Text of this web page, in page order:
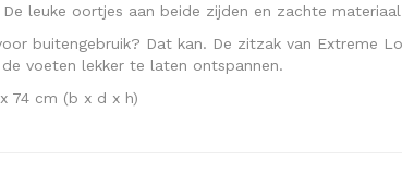
leuke oortjes aan beide zijden en zachte
buitengebruik? Dat kan. De zitzak van Extreme
voeten lekker te laten ontspannen.
74 cm (b x d x h)